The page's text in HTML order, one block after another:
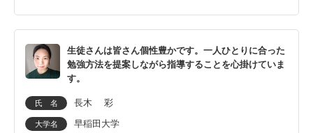
生徒さんは皆さん個性豊かです。一人ひとりに合った
勉強方法を提案しながら指導することを心掛けていま
す。
氏 名 長木 彩
大学名 早稲田大学